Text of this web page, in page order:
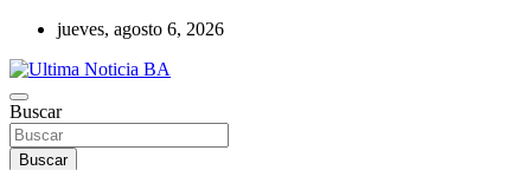
Saltar
contenido
jueves, agosto 6, 2026
Ultima Noticia BA
Últimas noticias de la provincia de Buenos Aires y del partido de La
Matanza en nuestro portal de noticias. Mantente informado sobre
política, economía, sociedad y mucho más.
Buscar
Buscar